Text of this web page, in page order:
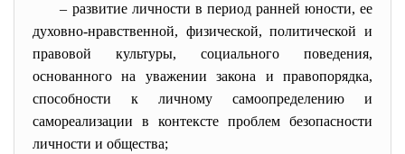
– развитие личности в период ранней юности, ее
духовно-нравственной, физической, политической и
правовой культуры, социального поведения,
основанного на уважении закона и правопорядка,
способности к личному самоопределению и
самореализации в контексте проблем безопасности
личности и общества;